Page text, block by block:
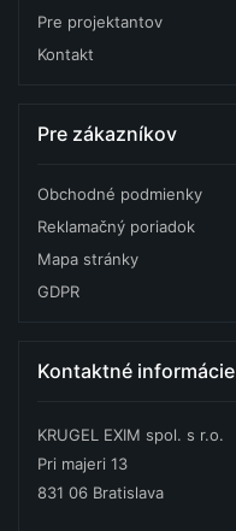
Pre projektantov
Kontakt
Pre zákazníkov
Obchodné podmienky
Reklamačný poriadok
Mapa stránky
GDPR
Kontaktné informácie
KRUGEL EXIM spol. s r.o.
Pri majeri 13
831 06 Bratislava